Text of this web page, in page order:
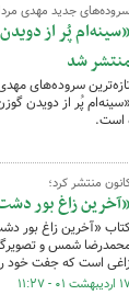
سروده‌های جدید مهدی
«سینه‌ام پُر از
شد
سروده‌های
«سینه‌ام پُر از دویدن
است.
منتشر کرد؛
«آخرین زاغ بور
«آخرین زاغ بور
شمس و
است که جفت خود
۰۱ - ۱۱:۲۷